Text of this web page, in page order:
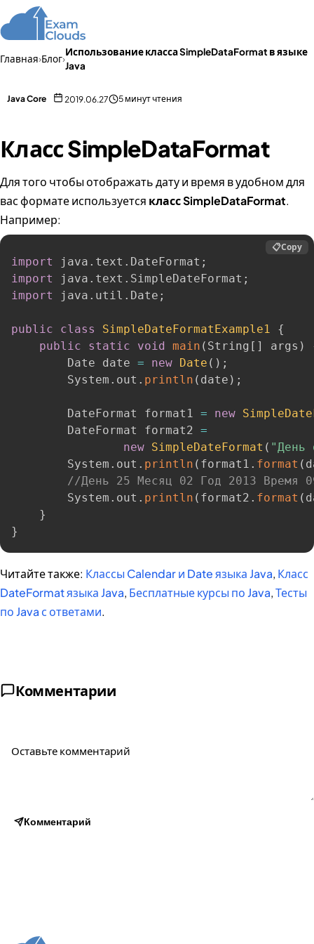
Главная›Блог›
Использование класса SimpleDataFormat в языке
Java
Java Core 2019.06.27 5 минут чтения
Класс SimpleDataFormat
Для того чтобы отображать дату и время в удобном для
вас формате используется класс SimpleDataFormat.
Например:
import java . text . DateFormat ;
import
java . text . SimpleDateFormat ;
import
java . util . Date ;
public class SimpleDateFormatExample1
{
public
static void main ( String [ ] args )
        Date date
= new Date ( ) ;
        System
. out . println ( date ) ;
        DateFormat format1
= new
        DateFormat format2
=
new SimpleDateFormat ( "День
        System
. out . println ( format1 . format (
//День 25 Месяц 02 Год 2013 Время
        System
. out . println ( format2 . format (
}
}
📋Copy
Читайте также: Классы Calendar и Date языка Java, Класс
DateFormat языка Java, Бесплатные курсы по Java,Тесты
по Java с ответами.
Комментарии
Комментарий